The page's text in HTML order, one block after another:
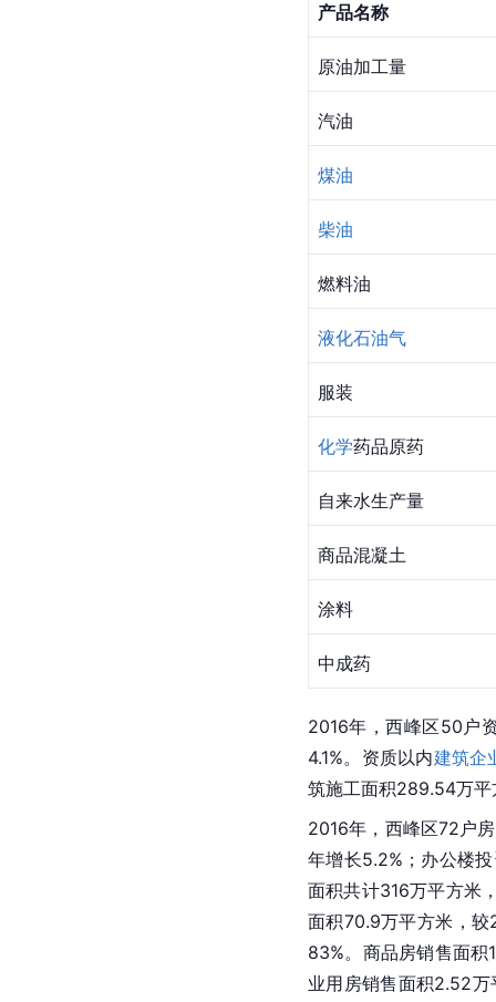
产品名称
原油加工量
汽油
煤油
柴油
燃料油
液化石油气
服装
化学药品原药
自来水生产量
商品混凝土
涂料
中成药
2016年，西峰区50户
4.1%。资质以内建筑企
筑施工面积289.54万
2016年，西峰区72户
年增长5.2%；办公楼
面积共计316万平方米
面积70.9万平方米，较
83%。商品房销售面积
业用房销售面积2.52万